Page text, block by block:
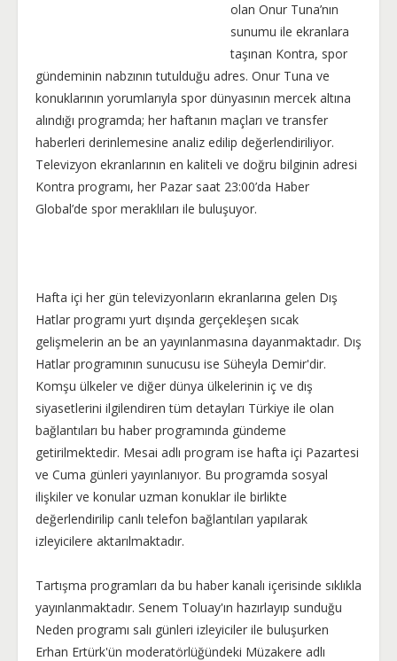
olan Onur Tuna’nın
sunumu ile ekranlara
taşınan Kontra, spor
gündeminin nabzının tutulduğu adres. Onur Tuna ve
konuklarının yorumlarıyla spor dünyasının mercek altına
alındığı programda; her haftanın maçları ve transfer
haberleri derinlemesine analiz edilip değerlendiriliyor.
Televizyon ekranlarının en kaliteli ve doğru bilginin adresi
Kontra programı, her Pazar saat 23:00’da Haber
Global’de spor meraklıları ile buluşuyor.
Hafta içi her gün televizyonların ekranlarına gelen Dış
Hatlar programı yurt dışında gerçekleşen sıcak
gelişmelerin an be an yayınlanmasına dayanmaktadır. Dış
Hatlar programının sunucusu ise Süheyla Demir'dir.
Komşu ülkeler ve diğer dünya ülkelerinin iç ve dış
siyasetlerini ilgilendiren tüm detayları Türkiye ile olan
bağlantıları bu haber programında gündeme
getirilmektedir. Mesai adlı program ise hafta içi Pazartesi
ve Cuma günleri yayınlanıyor. Bu programda sosyal
ilişkiler ve konular uzman konuklar ile birlikte
değerlendirilip canlı telefon bağlantıları yapılarak
izleyicilere aktarılmaktadır.
Tartışma programları da bu haber kanalı içerisinde sıklıkla
yayınlanmaktadır. Senem Toluay'ın hazırlayıp sunduğu
Neden programı salı günleri izleyiciler ile buluşurken
Erhan Ertürk'ün moderatörlüğündeki Müzakere adlı